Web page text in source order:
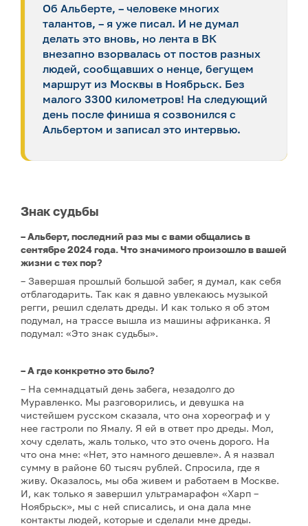
Об Альберте, – человеке многих
талантов, – я уже писал. И не думал
делать это вновь, но лента в ВК
внезапно взорвалась от постов разных
людей, сообщавших о ненце, бегущем
маршрут из Москвы в Ноябрьск. Без
малого 3300 километров! На следующий
день после финиша я созвонился с
Альбертом и записал это интервью.
Знак судьбы
– Альберт, последний раз мы с вами общались в
сентябре 2024 года. Что значимого произошло в вашей
жизни с тех пор?
– Завершая прошлый большой забег, я думал, как себя
отблагодарить. Так как я давно увлекаюсь музыкой
регги, решил сделать дреды. И как только я об этом
подумал, на трассе вышла из машины африканка. Я
подумал: «Это знак судьбы».
– А где конкретно это было?
– На семнадцатый день забега, незадолго до
Муравленко. Мы разговорились, и девушка на
чистейшем русском сказала, что она хореограф и у
нее гастроли по Ямалу. Я ей в ответ про дреды. Мол,
хочу сделать, жаль только, что это очень дорого. На
что она мне: «Нет, это намного дешевле». А я назвал
сумму в районе 60 тысяч рублей. Спросила, где я
живу. Оказалось, мы оба живем и работаем в Москве.
И, как только я завершил ультрамарафон «Харп –
Ноябрьск», мы с ней списались, и она дала мне
контакты людей, которые и сделали мне дреды.